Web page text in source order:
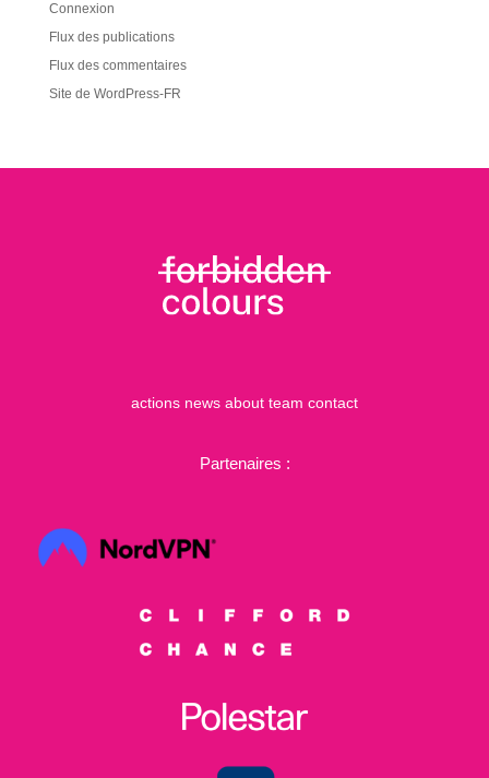
Connexion
Flux des publications
Flux des commentaires
Site de WordPress-FR
actions news about team contact
Partenaires :